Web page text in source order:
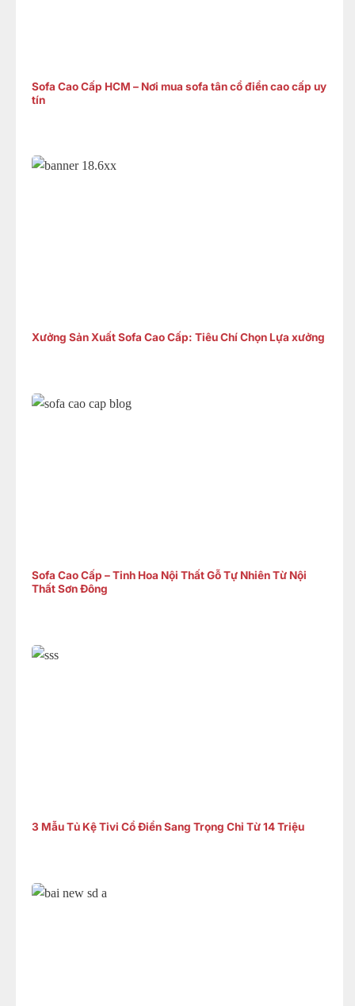
Sofa Cao Cấp HCM – Nơi mua sofa tân cổ điển cao cấp uy
tín
Xưởng Sản Xuất Sofa Cao Cấp: Tiêu Chí Chọn Lựa xưởng
Sofa Cao Cấp – Tinh Hoa Nội Thất Gỗ Tự Nhiên Từ Nội
Thất Sơn Đông
3 Mẫu Tủ Kệ Tivi Cổ Điển Sang Trọng Chỉ Từ 14 Triệu